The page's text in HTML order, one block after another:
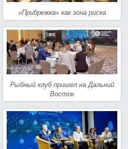
«Прибрежка» как зона риска
Рыбный клуб пришел на Дальний
Восток